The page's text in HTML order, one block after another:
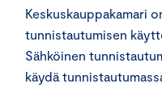
Keskuskauppakamari
tunnistautumisen
Sähköinen
käydä